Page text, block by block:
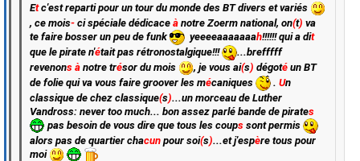
Etc'est reparti pour un tour du monde des BT divers et variés
, ce mois- ci spéciale dédicace à notre Zoerm national, on(t) va
te faire bosser un peu de funk
yeeeeaaaaaaah!!!!!! qui a dit
que le pirate n'était pas rétronostalgique!!!
...brefffff
revenons à notre trésor du mois , je vous ai(s) dégoté un BT
de folie qui va vous faire groover les mécaniques . Un
classique de chez classique(s)...un morceau de Luther
Vandross: never too much... bon assez parlé bande de pirates
pas besoin de vous dire que tous les coups sont permis
alors pas de quartier chacun pour soi(s)...et j'espère tous pour
moi